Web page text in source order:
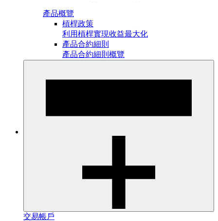
產品概覽
槓桿政策
利用槓桿實現收益最大化
產品合約細則
產品合約細則概覽
交易帳戶